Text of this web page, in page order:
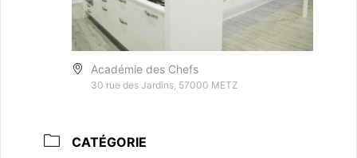
Académie des Chefs
30 rue des Jardins, 57000 METZ
CATÉGORIE